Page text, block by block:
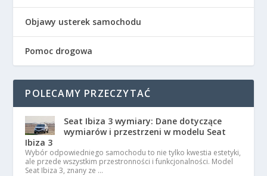
Objawy usterek samochodu
Pomoc drogowa
POLECAMY PRZECZYTAĆ
Seat Ibiza 3 wymiary: Dane dotyczące
wymiarów i przestrzeni w modelu Seat
Ibiza 3
Wybór odpowiedniego samochodu to nie tylko kwestia estetyki,
ale przede wszystkim przestronności i funkcjonalności. Model
Seat Ibiza 3, znany ze …